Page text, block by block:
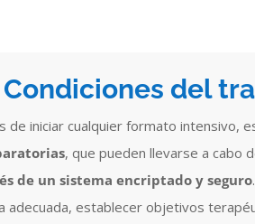
Condiciones del
de iniciar cualquier formato intensivo,
, que pueden llevarse a cabo
de un sistema encriptado y seguro
adecuada, establecer objetivos